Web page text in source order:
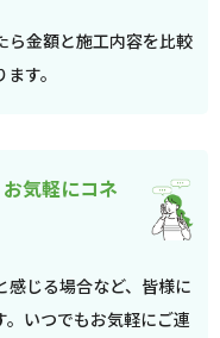
ら金額と施工内容を比較
す。
気軽にコネ
感じる場合など、皆様に
いつでもお気軽にご連